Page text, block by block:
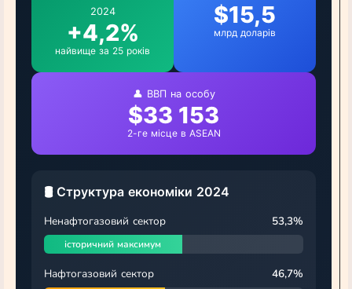
2024
+4,2%
найвище за 25 років
$15,5
млрд доларів
👤 ВВП на особу
$33 153
2-ге місце в ASEAN
🛢️ Структура економіки 2024
Ненафтогазовий сектор 53,3%
історичний максимум
Нафтогазовий сектор 46,7%